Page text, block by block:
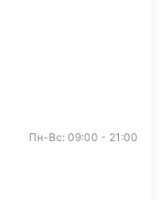
Пн-Вс: 09:00 - 21:00